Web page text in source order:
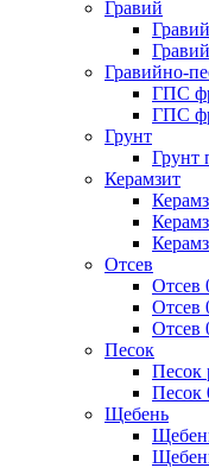
Гравий
Гравийно-
ГПС
ГПС
Грунт
Грунт
Керамзит
Отсев
Отсев
Отсев
Отсев
Песок
Песок
Песок
Щебень